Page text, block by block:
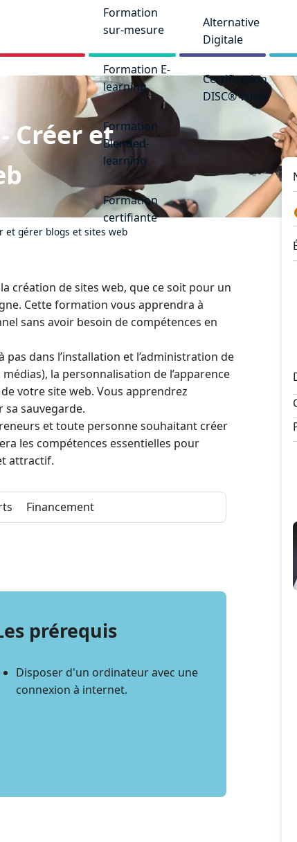
Formation
sur-mesure
Formation E-
learning
Formation
Blended-
learning
Formation
certifiante
Alternative
Digitale
Certification
DISC® Wiley
Créer et
et gérer blogs et sites web
création de sites web, que ce soit pour un
Cette formation vous apprendra à
sans avoir besoin de compétences en
dans l’installation et l’administration de
la personnalisation de l’apparence
votre site web. Vous apprendrez
sauvegarde.
et toute personne souhaitant créer
les compétences essentielles pour
attractif.
Financement
prérequis
Disposer d'un ordinateur avec une
connexion à internet.